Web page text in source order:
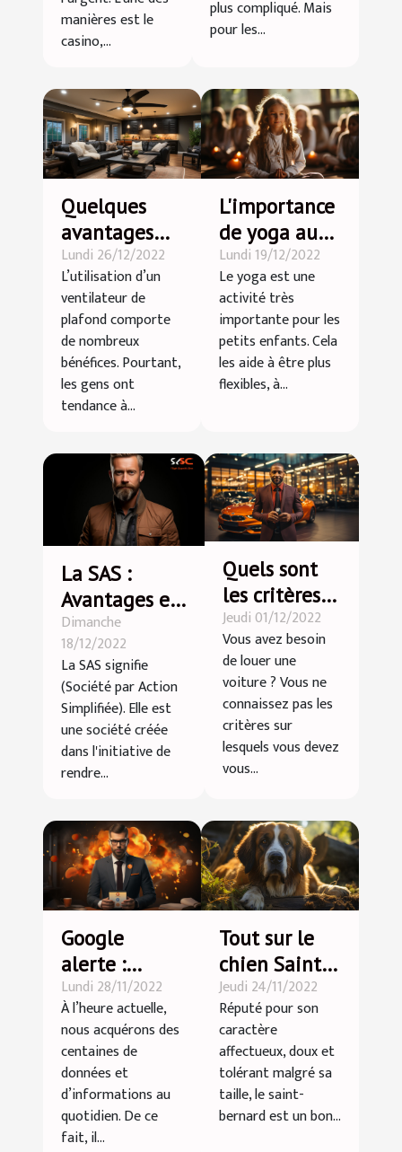
manières est le
casino,...
plus compliqué. Mais
pour les...
Quelques
avantages
d’un
ventilateur
de plafond
Lundi 26/12/2022
L’utilisation d’un
ventilateur de
plafond comporte
de nombreux
bénéfices. Pourtant,
les gens ont
tendance à...
L'importance
de yoga aux
petits
enfants
Lundi 19/12/2022
Le yoga est une
activité très
importante pour les
petits enfants. Cela
les aide à être plus
flexibles, à...
La SAS :
Avantages et
inconvénients
Dimanche
18/12/2022
La SAS signifie
(Société par Action
Simplifiée). Elle est
une société créée
dans l'initiative de
rendre...
Quels sont
les critères
pour choisir
son agence
de location
de voiture ?
Jeudi 01/12/2022
Vous avez besoin
de louer une
voiture ? Vous ne
connaissez pas les
critères sur
lesquels vous devez
vous...
Google
alerte :
Comment
l’intégrer
dans son
business ?
Lundi 28/11/2022
À l’heure actuelle,
nous acquérons des
centaines de
données et
d’informations au
quotidien. De ce
fait, il...
Tout sur le
chien Saint-
Bernard
Jeudi 24/11/2022
Réputé pour son
caractère
affectueux, doux et
tolérant malgré sa
taille, le saint-
bernard est un bon...